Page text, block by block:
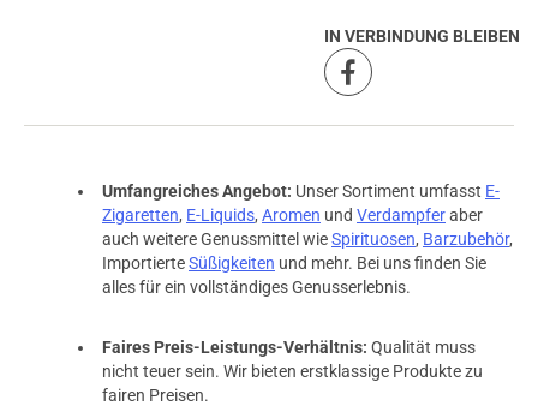
IN VERBINDUNG BLEIBEN
Umfangreiches Angebot: Unser Sortiment umfasst E-
Zigaretten, E-Liquids, Aromen und Verdampferaber
auch weitere Genussmittel wieSpirituosen, Barzubehör,
ImportierteSüßigkeiten und mehr. Bei uns finden Sie
alles für ein vollständiges Genusserlebnis.
Faires Preis-Leistungs-Verhältnis: Qualität muss
nicht teuer sein. Wir bieten erstklassige Produkte zu
fairen Preisen.